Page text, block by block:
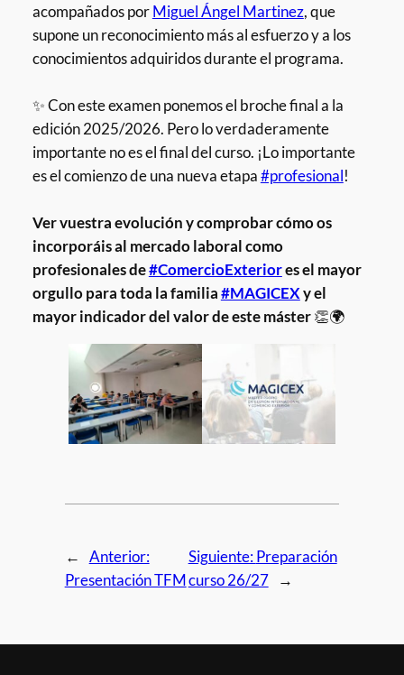
acompañados porMiguel Ángel Martinez, que
supone un reconocimiento más al esfuerzo y a los
conocimientos adquiridos durante el programa.
✨ Con este examen ponemos el broche final a la
edición 2025/2026. Pero lo verdaderamente
importante no es el final del curso. ¡Lo importante
es el comienzo de una nueva etapa#profesional!
Ver vuestra evolución y comprobar cómo os
incorporáis al mercado laboral como
profesionales de#ComercioExteriores el mayor
orgullo para toda la familia#MAGICEXy el
mayor indicador del valor de este máster👏🌍
←
Anterior:
Presentación TFM
Siguiente:Preparación
curso 26/27
→